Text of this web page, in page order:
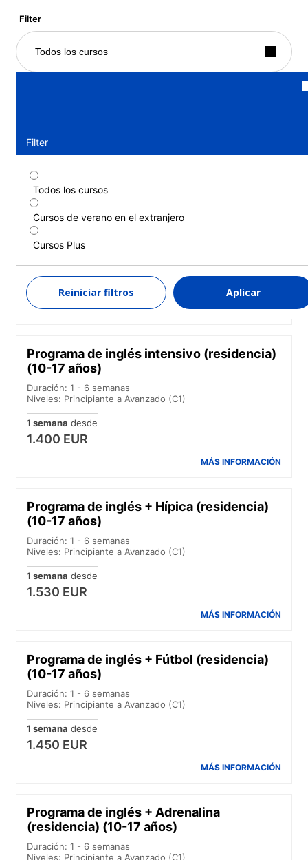
Filter
Todos los cursos
Filter
Todos los cursos
Cursos de verano en el extranjero
Cursos Plus
Reiniciar filtros Aplicar
Programa de inglés estándar (residencia)
(10-17 años)
Duración: 1 - 6 semanas
Niveles: Principiante a Avanzado (C1)
1.300 EUR
MÁS INFORMACIÓN
Programa de inglés intensivo (residencia)
(10-17 años)
Duración: 1 - 6 semanas
Niveles: Principiante a Avanzado (C1)
1 semana desde
1.400 EUR
MÁS INFORMACIÓN
Programa de inglés + Hípica (residencia)
(10-17 años)
Duración: 1 - 6 semanas
Niveles: Principiante a Avanzado (C1)
1 semana desde
1.530 EUR
MÁS INFORMACIÓN
Programa de inglés + Fútbol (residencia)
(10-17 años)
Duración: 1 - 6 semanas
Niveles: Principiante a Avanzado (C1)
1 semana desde
1.450 EUR
MÁS INFORMACIÓN
Programa de inglés + Adrenalina
(residencia) (10-17 años)
Duración: 1 - 6 semanas
Niveles: Principiante a Avanzado (C1)